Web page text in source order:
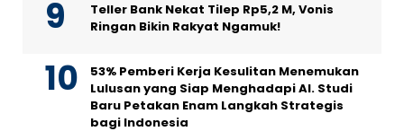
Teller Bank Nekat Tilep Rp5,2 M, Vonis
Ringan Bikin Rakyat Ngamuk!
53% Pemberi Kerja Kesulitan Menemukan
Lulusan yang Siap Menghadapi AI. Studi
Baru Petakan Enam Langkah Strategis
bagi Indonesia